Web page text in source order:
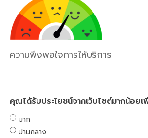
ความพึงพอใจการให้บริการ
คุณได้รับประโยชน์จากเว็บไซต์มากน้อยเ
มาก
ปานกลาง